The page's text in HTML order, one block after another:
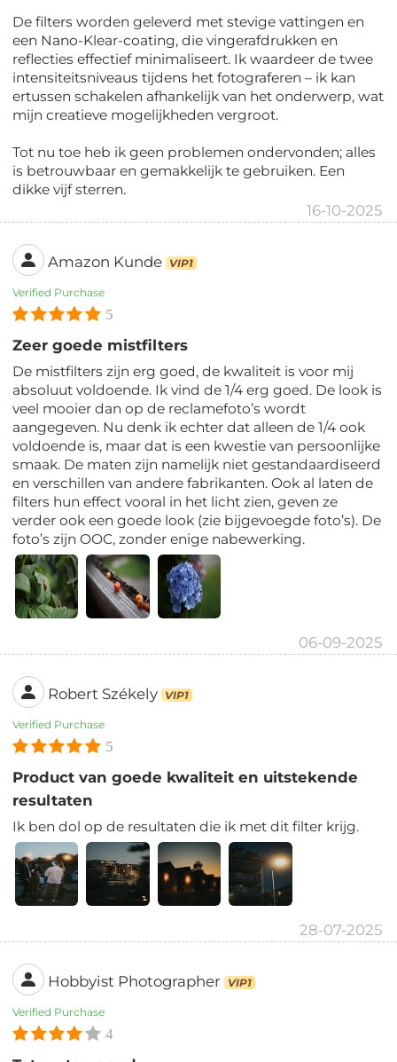
De filters worden geleverd met stevige vattingen en
een Nano-Klear-coating, die vingerafdrukken en
reflecties effectief minimaliseert. Ik waardeer de twee
intensiteitsniveaus tijdens het fotograferen – ik kan
ertussen schakelen afhankelijk van het onderwerp, wat
mijn creatieve mogelijkheden vergroot.
Tot nu toe heb ik geen problemen ondervonden; alles
is betrouwbaar en gemakkelijk te gebruiken. Een
dikke vijf sterren.
16-10-2025
Amazon Kunde VIP1
Verified Purchase
5
Zeer goede mistfilters
De mistfilters zijn erg goed, de kwaliteit is voor mij
absoluut voldoende. Ik vind de 1/4 erg goed. De look is
veel mooier dan op de reclamefoto’s wordt
aangegeven. Nu denk ik echter dat alleen de 1/4 ook
voldoende is, maar dat is een kwestie van persoonlijke
smaak. De maten zijn namelijk niet gestandaardiseerd
en verschillen van andere fabrikanten. Ook al laten de
filters hun effect vooral in het licht zien, geven ze
verder ook een goede look (zie bijgevoegde foto’s). De
foto’s zijn OOC, zonder enige nabewerking.
06-09-2025
Robert Székely VIP1
Verified Purchase
5
Product van goede kwaliteit en uitstekende
resultaten
Ik ben dol op de resultaten die ik met dit filter krijg.
28-07-2025
Hobbyist Photographer VIP1
Verified Purchase
4